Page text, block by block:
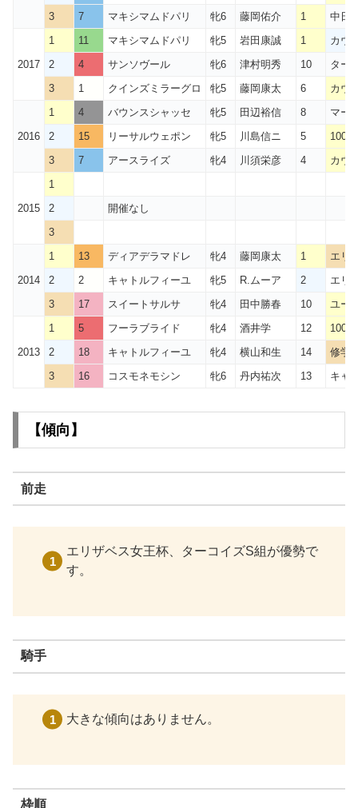
3
7 マキシマムドパリ 牝6 藤岡佑介 1 中日
2017
1 11 マキシマムドパリ 牝5 岩田康誠 1
カウ
2
4 サンソヴール 牝6 津村明秀 10
ター
3
1 クインズミラーグロ 牝5 藤岡康太 6 カウ
2016
1 4 バウンスシャッセ 牝5 田辺裕信 8
マー
2
15 リーサルウェポン 牝5 川島信ニ 5
1000
3
7 アースライズ 牝4 川須栄彦 4 カウ
2015
1
2
開催なし
3
2014
1 13 ディアデラマドレ 牝4 藤岡康太 1
エリ
2
2 キャトルフィーユ 牝5 R.ムーア 2
エリ
3
17 スイートサルサ 牝4 田中勝春 10 ユー
2013
1 5 フーラブライド 牝4 酒井学 12
1000
2
18 キャトルフィーユ 牝4 横山和生 14
修学
3
16 コスモネモシン 牝6 丹内祐次 13 キャ
【傾向 】
前走
エリザベス女王杯、ターコイズS組が優勢で
す。
騎手
大きな傾向はありません。
枠順